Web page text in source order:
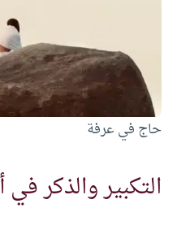
حاج في عرفة
التكبير والذكر